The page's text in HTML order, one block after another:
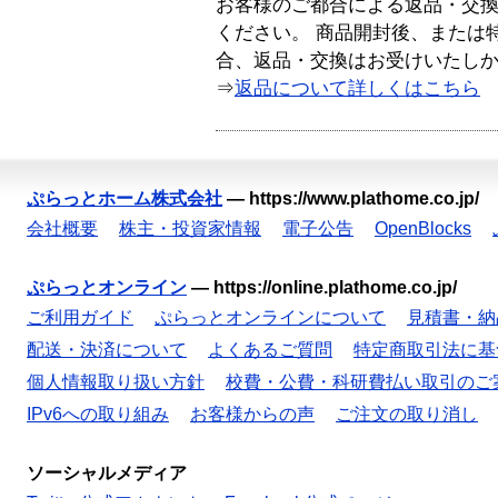
お客様のご都合による返品・交
ください。 商品開封後、または
合、返品・交換はお受けいたし
⇒返品について詳しくはこちら
ぷらっとホーム株式会社 — https://www.plathome.co.jp/
会社概要
株主・投資家情報 電子公告 OpenBlocks
ぷらっとオンライン — https://online.plathome.co.jp/
ご利用ガイド
ぷらっとオンラインについて
見積書・
配送・決済について
よくあるご質問
特定商取引法に
個人情報取り扱い方針
校費・公費・科研費払い取引のご
IPv6への取り組み
お客様からの声 ご注文の取り消し
ソーシャルメディア